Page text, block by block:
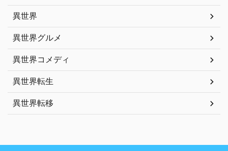
異世界
異世界グルメ
異世界コメディ
異世界転生
異世界転移